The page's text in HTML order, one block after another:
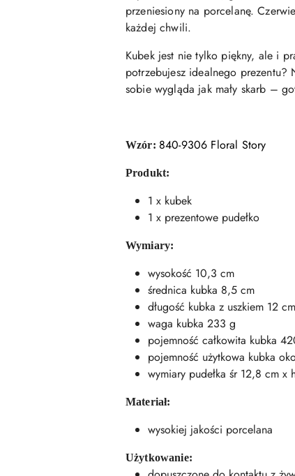
przeniesiony na porcelanę.
każdej chwili.
Kubek jest nie tylko piękny, ale i
potrzebujesz idealnego prezentu?
sobie wygląda jak mały skarb –
Wzór: 840-9306 Floral Story
Produkt:
1 x kubek
1 x prezentowe pudełko
Wymiary:
wysokość 10,3 cm
średnica kubka 8,5 cm
długość kubka z uszkiem 12 cm
waga kubka 233 g
pojemność całkowita kubka
pojemność użytkowa kubka
wymiary pudełka śr 12,8 cm x
Materiał:
wysokiej jakości porcelana
Użytkowanie: